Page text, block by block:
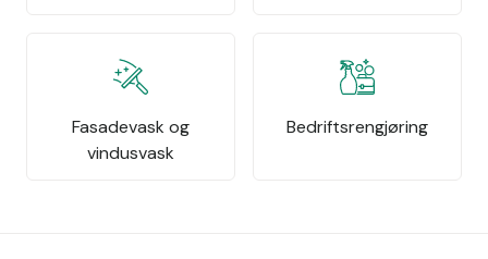
Fasadevask og
vindusvask
Bedriftsrengjøring